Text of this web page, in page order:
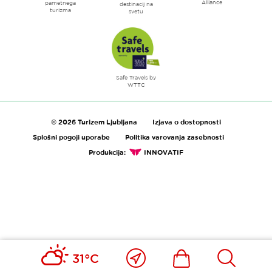
31°C
Blizu
mene
Ikona Išči
pametnega
turizma
destinacij na
svetu
Alliance
Safe Travels by
WTTC
© 2026 Turizem Ljubljana
Izjava o dostopnosti
Splošni pogoji uporabe
Politika varovanja zasebnosti
Produkcija:
INNOVATIF